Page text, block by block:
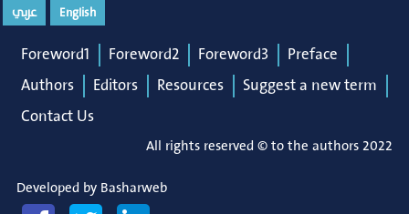
English عربي
Foreword1 Foreword2 Foreword3
Preface
Authors
Editors Resources
Suggest a new term
Contact Us
All rights reserved © to the authors 2022
Developed by Basharweb